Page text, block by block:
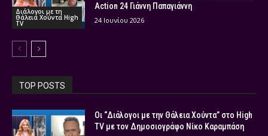
Διάλογοι με τη
Θάλεια Χούντα High
TV
Action 24 Γιάννη Παπαγιάννη
24 Ιουνίου 2026
TOP POSTS
Οι “Διάλογοι με την Θάλεια Χούντα” στο High
TV με τον Δημοσιογράφο Νίκο Καραμπάση